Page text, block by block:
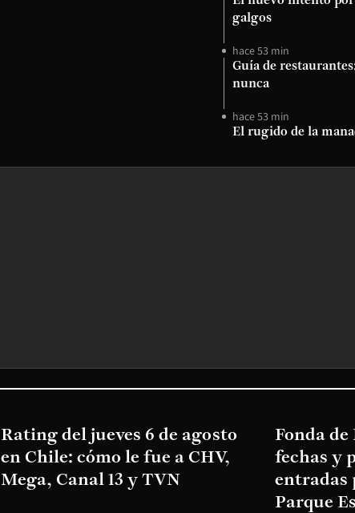
galgos
hace 53 min
Guía de
nunca
hace 53 min
El rugido de la
Rating del jueves 6 de agosto
en Chile: cómo le fue a CHV,
Mega, Canal 13 y TVN
Fonda de
fechas y
entradas
Parque